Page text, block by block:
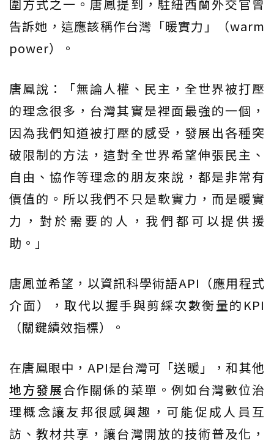
圍方式之一。唐鳳提到，駐紐西蘭外交官曾
告訴她，這應該稱作台灣「暖實力」（warm
power）。
唐鳳說：「無論人權、民主，全世界被打壓
的理念很多，台灣其實是裡面最強的一個，
因為我們知道被打壓的感受，發展出各種突
破限制的方法，這對全世界希望伸張民主、
自由、協作等理念的朋友來說，都是非常有
價值的。所以我們不只是軟實力，而是暖實
力，對於需要的人，我們都可以提供援
助。」
唐鳳並希望，以資訊科學術語API（應用程式
介面），取代以握手與剪綵次數衡量的KPI
（關鍵績效指標）。
在唐鳳眼中，API是台灣可「送暖」，和其他
地方發展合作關係的菜單。例如台灣數位治
理概念讓友邦很感興趣，可能促成人員互
訪、教材共享，讓台灣開放的技術普及化，